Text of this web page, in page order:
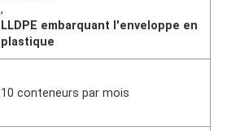
,
LLDPE embarquant l'enveloppe en
plastique
10 conteneurs par mois